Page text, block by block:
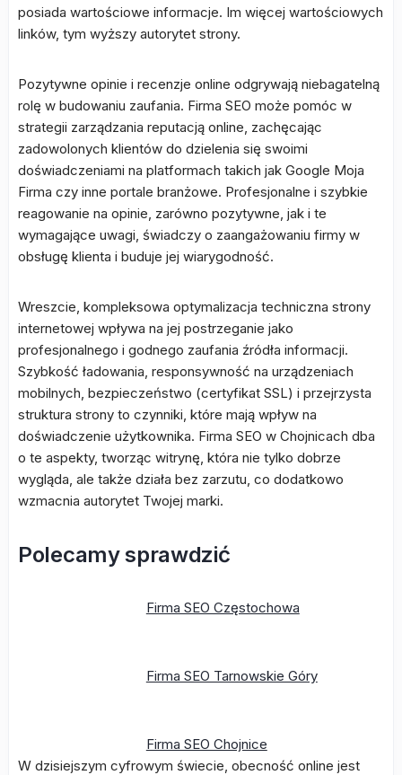
posiada wartościowe informacje. Im więcej wartościowych
linków, tym wyższy autorytet strony.
Pozytywne opinie i recenzje online odgrywają niebagatelną
rolę w budowaniu zaufania. Firma SEO może pomóc w
strategii zarządzania reputacją online, zachęcając
zadowolonych klientów do dzielenia się swoimi
doświadczeniami na platformach takich jak Google Moja
Firma czy inne portale branżowe. Profesjonalne i szybkie
reagowanie na opinie, zarówno pozytywne, jak i te
wymagające uwagi, świadczy o zaangażowaniu firmy w
obsługę klienta i buduje jej wiarygodność.
Wreszcie, kompleksowa optymalizacja techniczna strony
internetowej wpływa na jej postrzeganie jako
profesjonalnego i godnego zaufania źródła informacji.
Szybkość ładowania, responsywność na urządzeniach
mobilnych, bezpieczeństwo (certyfikat SSL) i przejrzysta
struktura strony to czynniki, które mają wpływ na
doświadczenie użytkownika. Firma SEO w Chojnicach dba
o te aspekty, tworząc witrynę, która nie tylko dobrze
wygląda, ale także działa bez zarzutu, co dodatkowo
wzmacnia autorytet Twojej marki.
Polecamy sprawdzić
Firma SEO Częstochowa
Firma SEO Tarnowskie Góry
Firma SEO Chojnice
W dzisiejszym cyfrowym świecie, obecność online jest